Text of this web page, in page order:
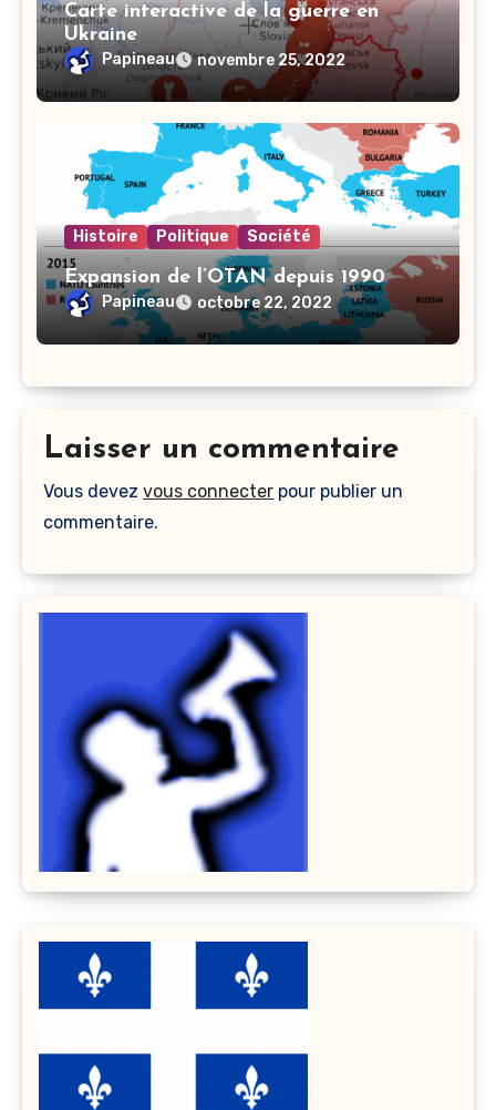
Carte interactive de la guerre en
Ukraine
Papineau novembre 25, 2022
Histoire Politique Société
Expansion de l’OTAN depuis 1990
Papineau octobre 22, 2022
Laisser un commentaire
Vous devezvous connecter pour publier un
commentaire.